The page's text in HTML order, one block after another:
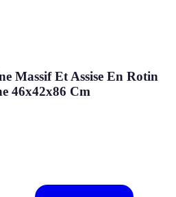
Massif Et Assise En Rotin
46x42x86 Cm